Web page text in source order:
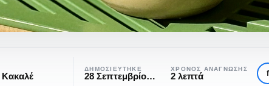
ΔΗΜΟΣΙΕΎΤΗΚΕ
28 Σεπτεμβρίου, 2024
ΧΡΌΝΟΣ ΑΝΆΓΝΩΣΗΣ
2 λεπτά f